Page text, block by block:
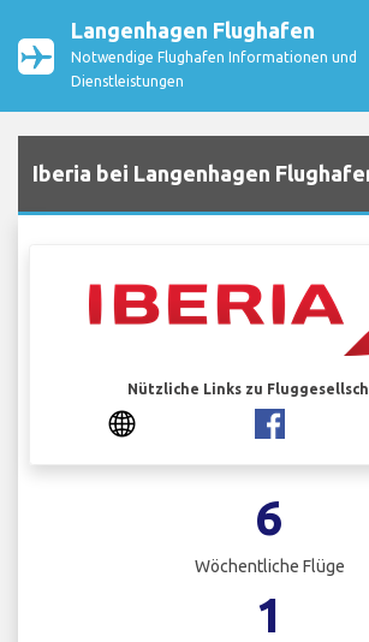
Langenhagen Flughafen
Notwendige Flughafen Informationen und
Dienstleistungen
Iberia bei Langenhagen
Nützliche Links zu
6
Wöchentliche Flüge
1